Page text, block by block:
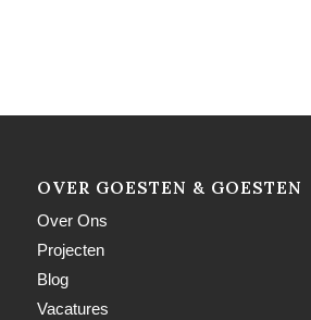
OVER GOESTEN & GOESTEN
Over Ons
Projecten
Blog
Vacatures